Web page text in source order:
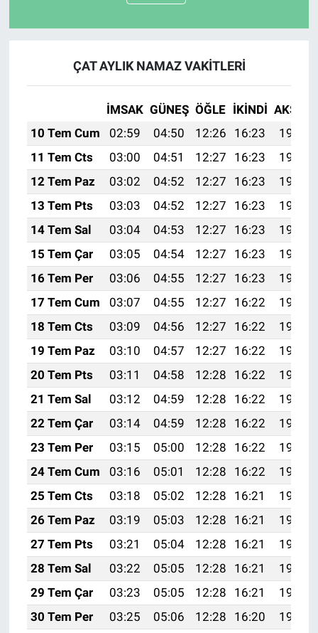
ÇAT AYLIK NAMAZ VAKITLERI
İMSAK GÜNEŞ ÖĞLE İKINDI AKŞAM
10 Tem Cum
02:59 04:50 12:26 16:23
19:53
11 Tem Cts
03:00 04:51 12:27 16:23
19:52
12 Tem Paz
03:02 04:52 12:27 16:23
19:52
13 Tem Pts
03:03 04:52 12:27 16:23
19:51
14 Tem Sal
03:04 04:53 12:27 16:23
19:51
15 Tem Çar
03:05 04:54 12:27 16:23
19:50
16 Tem Per
03:06 04:55 12:27 16:23
19:50
17 Tem Cum
03:07 04:55 12:27 16:22
19:49
18 Tem Cts
03:09 04:56 12:27 16:22
19:49
19 Tem Paz
03:10 04:57 12:27 16:22
19:48
20 Tem Pts
03:11 04:58 12:28 16:22
19:47
21 Tem Sal
03:12 04:59 12:28 16:22
19:47
22 Tem Çar
03:14 04:59 12:28 16:22
19:46
23 Tem Per
03:15 05:00 12:28 16:22
19:45
24 Tem Cum
03:16 05:01 12:28 16:22
19:44
25 Tem Cts
03:18 05:02 12:28 16:21
19:43
26 Tem Paz
03:19 05:03 12:28 16:21
19:43
27 Tem Pts
03:21 05:04 12:28 16:21
19:42
28 Tem Sal
03:22 05:05 12:28 16:21
19:41
29 Tem Çar
03:23 05:05 12:28 16:21
19:40
30 Tem Per
03:25 05:06 12:28 16:20
19:39